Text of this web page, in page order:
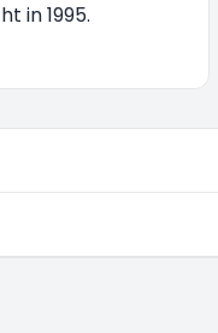
in 1995.